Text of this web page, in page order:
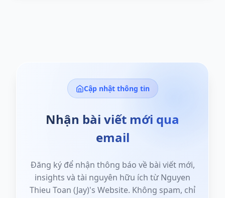
Cập nhật thông tin
Nhận bài viết mới qua
email
Đăng ký để nhận thông báo về bài viết mới,
insights và tài nguyên hữu ích từ Nguyen
Thieu Toan (Jay)'s Website. Không spam, chỉ